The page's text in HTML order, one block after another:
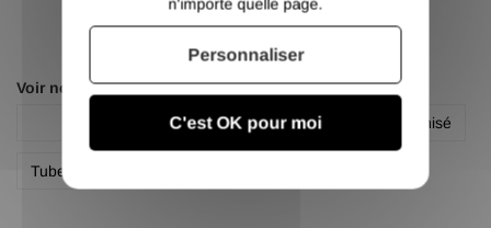
Voir nos autres pages :
Profilé carré acier galvanisé
Tube carré creux galvanisé
n'importe quelle page.
C'est OK pour moi
Personnaliser